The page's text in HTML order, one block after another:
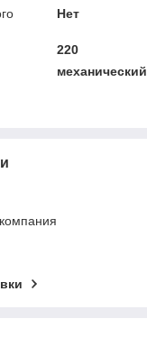
Нет
220
механический